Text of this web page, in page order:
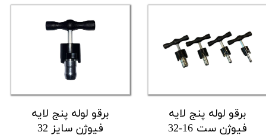
برقو لوله پنج لایه
فیوژن ست 16-32
برقو لوله پنج لایه
فیوژن سایز 32